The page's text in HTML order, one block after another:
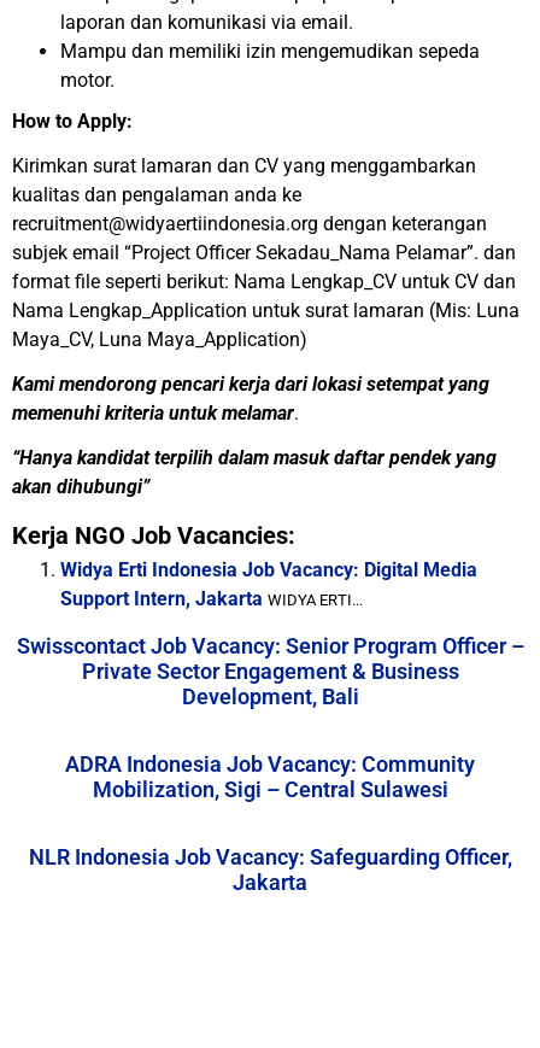
laporan dan komunikasi via email.
Mampu dan memiliki izin mengemudikan sepeda
motor.
How to Apply:
Kirimkan surat lamaran dan CV yang menggambarkan
kualitas dan pengalaman anda ke
recruitment@widyaertiindonesia.org dengan keterangan
subjek email “Project Officer Sekadau_Nama Pelamar”. dan
format file seperti berikut: Nama Lengkap_CV untuk CV dan
Nama Lengkap_Application untuk surat lamaran (Mis: Luna
Maya_CV, Luna Maya_Application)
Kami mendorong pencari kerja dari lokasi setempat yang
memenuhi kriteria untuk melamar.
“Hanya kandidat terpilih dalam masuk daftar pendek yang
akan dihubungi”
Kerja NGO Job Vacancies:
Widya Erti Indonesia Job Vacancy: Digital Media
Support Intern, Jakarta WIDYA ERTI...
Swisscontact Job Vacancy: Senior Program Officer –
Private Sector Engagement & Business
Development, Bali
ADRA Indonesia Job Vacancy: Community
Mobilization, Sigi – Central Sulawesi
NLR Indonesia Job Vacancy: Safeguarding Officer,
Jakarta